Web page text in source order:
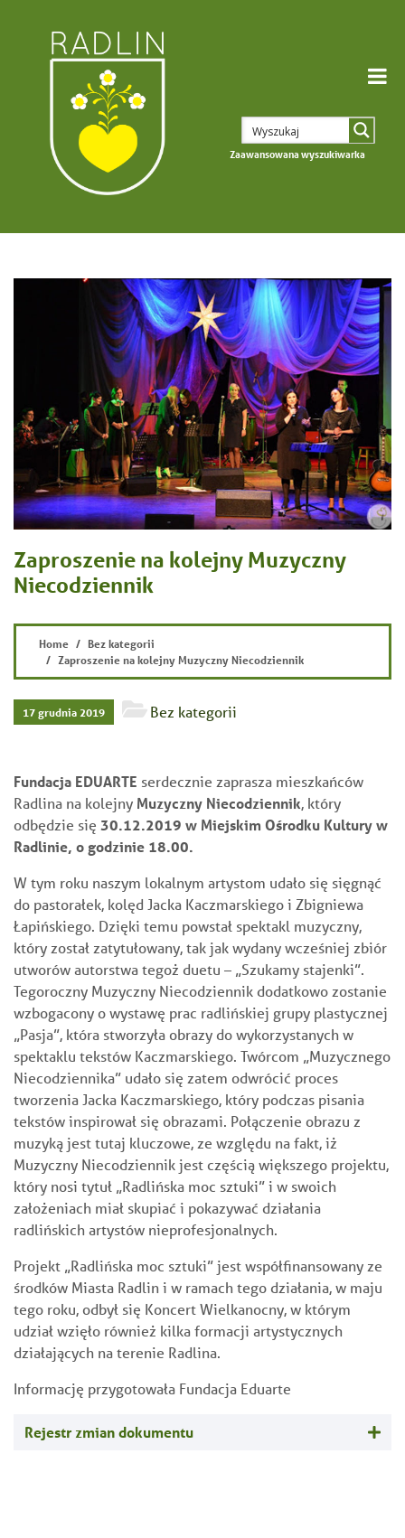
Zaawansowana wyszukiwarka
Zaproszenie na kolejny Muzyczny
Niecodziennik
Home
Bez kategorii
Zaproszenie na kolejny Muzyczny Niecodziennik
17 grudnia 2019 Bez kategorii
Fundacja EDUARTE serdecznie zaprasza mieszkańców
Radlina na kolejny Muzyczny Niecodziennik, który
odbędzie się 30.12.2019 w Miejskim Ośrodku Kultury w
Radlinie, o godzinie 18.00.
W tym roku naszym lokalnym artystom udało się sięgnąć
do pastorałek, kolęd Jacka Kaczmarskiego i Zbigniewa
Łapińskiego. Dzięki temu powstał spektakl muzyczny,
który został zatytułowany, tak jak wydany wcześniej zbiór
utworów autorstwa tegoż duetu – „Szukamy stajenki”.
Tegoroczny Muzyczny Niecodziennik dodatkowo zostanie
wzbogacony o wystawę prac radlińskiej grupy plastycznej
„Pasja”, która stworzyła obrazy do wykorzystanych w
spektaklu tekstów Kaczmarskiego. Twórcom „Muzycznego
Niecodziennika” udało się zatem odwrócić proces
tworzenia Jacka Kaczmarskiego, który podczas pisania
tekstów inspirował się obrazami. Połączenie obrazu z
muzyką jest tutaj kluczowe, ze względu na fakt, iż
Muzyczny Niecodziennik jest częścią większego projektu,
który nosi tytuł „Radlińska moc sztuki” i w swoich
założeniach miał skupiać i pokazywać działania
radlińskich artystów nieprofesjonalnych.
Projekt „Radlińska moc sztuki” jest współfinansowany ze
środków Miasta Radlin i w ramach tego działania, w maju
tego roku, odbył się Koncert Wielkanocny, w którym
udział wzięło również kilka formacji artystycznych
działających na terenie Radlina.
Informację przygotowała Fundacja Eduarte
Rejestr zmian dokumentu